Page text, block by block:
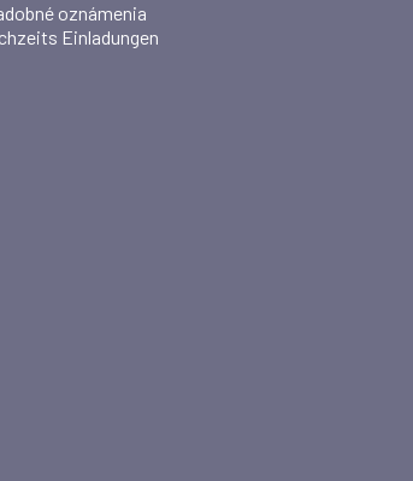
oznámenia
Einladungen